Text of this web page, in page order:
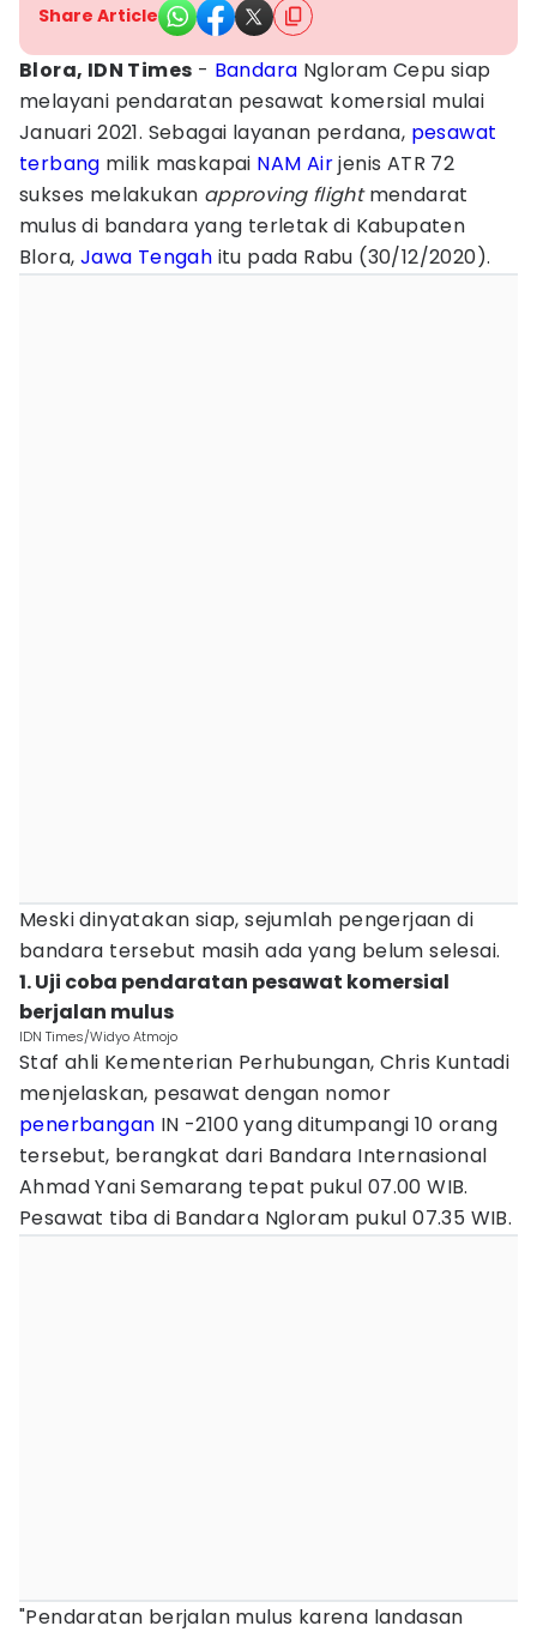
Share Article
Blora, IDN Times - Bandara Ngloram Cepu siap
melayani pendaratan pesawat komersial mulai
Januari 2021. Sebagai layanan perdana, pesawat
terbang milik maskapai NAM Airjenis ATR 72
sukses melakukan approving flightmendarat
mulus di bandara yang terletak di Kabupaten
Blora, Jawa Tengah itu pada Rabu (30/12/2020).
Meski dinyatakan siap, sejumlah pengerjaan di
bandara tersebut masih ada yang belum selesai.
1. Uji coba pendaratan pesawat komersial
berjalan mulus
IDN Times/Widyo Atmojo
Staf ahli Kementerian Perhubungan, Chris Kuntadi
menjelaskan, pesawat dengan nomor
penerbangan IN -2100 yang ditumpangi 10 orang
tersebut, berangkat dari Bandara Internasional
Ahmad Yani Semarang tepat pukul 07.00 WIB.
Pesawat tiba di Bandara Ngloram pukul 07.35 WIB.
"Pendaratan berjalan mulus karena landasan